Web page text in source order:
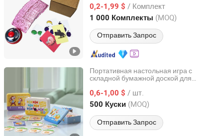
игры
0,2-1,99 $ / Комплект
1 000 Комплекты (MOQ)
Отправить Запрос
Guangdong, China с 2022
Портативная настольная игра с
складной бумажной доской для
0,6-1,00 $ / шт.
500 Куски (MOQ)
Отправить Запрос
Guangzhou Lingyin Electronic Co., Ltd.
Guangdong, China с 2026